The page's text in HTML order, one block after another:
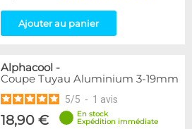
Ajouter au panier
Alphacool -
Coupe Tuyau Aluminium 3-19mm
5/5 - 1 avis
18,90 €
En stock
Expédition immédiate